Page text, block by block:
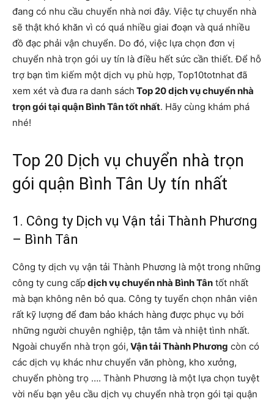
đang có nhu cầu chuyển nhà nơi đây. Việc tự chuyển nhà
sẽ thật khó khăn vì có quá nhiều giai đoạn và quá nhiều
đồ đạc phải vận chuyển. Do đó, việc lựa chọn đơn vị
chuyển nhà trọn gói uy tín là điều hết sức cần thiết. Để hỗ
trợ bạn tìm kiếm một dịch vụ phù hợp, Top10totnhat đã
xem xét và đưa ra danh sách Top 20 dịch vụ chuyển nhà
trọn gói tại quận Bình Tân tốt nhất. Hãy cùng khám phá
nhé!
Top 20 Dịch vụ chuyển nhà trọn
gói quận Bình Tân Uy tín nhất
1. Công ty Dịch vụ Vận tải Thành Phương
– Bình Tân
Công ty dịch vụ vận tải Thành Phương là một trong những
công ty cung cấpdịch vụ chuyển nhà Bình Tân tốt nhất
mà bạn không nên bỏ qua. Công ty tuyển chọn nhân viên
rất kỹ lượng để đam bảo khách hàng được phục vụ bởi
những người chuyên nghiệp, tận tâm và nhiệt tình nhất.
Ngoài chuyển nhà trọn gói, Vận tải Thành Phương còn có
các dịch vụ khác như chuyển văn phòng, kho xưởng,
chuyển phòng trọ …. Thành Phương là một lựa chọn tuyệt
vời nếu bạn yêu cầu dịch vụ chuyển nhà trọn gói tại quận